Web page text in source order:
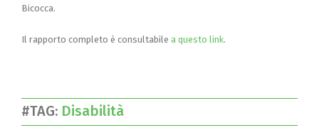
Bicocca.
Il rapporto completo è consultabile a questo link.
#TAG: Disabilità